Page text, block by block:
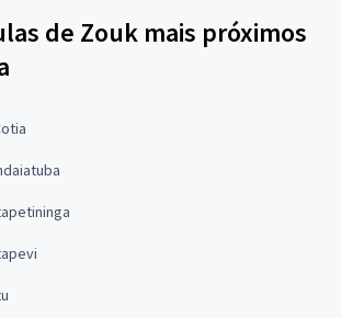
de Zouk mais próximos